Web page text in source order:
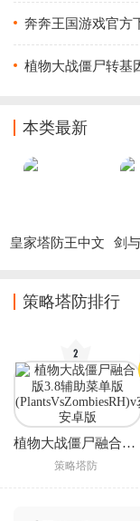
奔奔王国游戏官方
植物大战僵尸转基
本类最新
皇家塔防王中文
剑
策略塔防排行
植物大战僵尸融合版3.8辅助菜单版(PlantsVsZombiesRH)
策略塔防